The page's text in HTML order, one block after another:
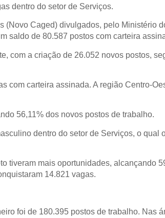
dentro do setor de Serviços.
(Novo Caged) divulgados, pelo Ministério
saldo de 80.587 postos com carteira
com a criação de 26.052 novos postos,
com carteira assinada. A região Centro-
56,11% dos novos postos de trabalho.
dentro do setor de Serviços, o qual
tiveram mais oportunidades, alcançando
14.821 vagas.
foi de 180.395 postos de trabalho. Nas